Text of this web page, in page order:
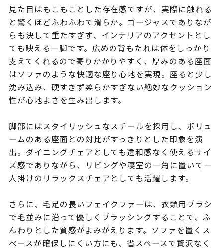
見た目はもこもことした存在感ですが、実際に触れる
と驚くほどふわふわで滑らか。ゴージャスでありなが
らも決して重たすぎず、インテリアのアクセントとし
ても映える一脚です。広めの背もたれは体をしっかり
支えてくれるので寄りかかりやすく、厚みのある座面
はソファのような快適な座り心地を実現。座ると少し
沈み込み、硬すぎず柔らかすぎない絶妙なクッション
性が心地よさを生み出します。
脚部にはスタイリッシュなスチールを採用し、ボリュ
ームのある座面との対比がすっきりとした印象を演
出。ダイニングチェアとしても違和感なく使えるサイ
ズ感でありながら、リビングや寝室の一角に置いて一
人掛けのリラックスチェアとしても活躍します。
さらに、毛足の長いフェイクファーは、衣類用ブラシ
で毛並みに沿って優しくブラッシングすることで、ふ
んわりとした質感がよみがえります。ソファを置くス
ペースが確保しにくい方にも、省スペースで贅沢なく